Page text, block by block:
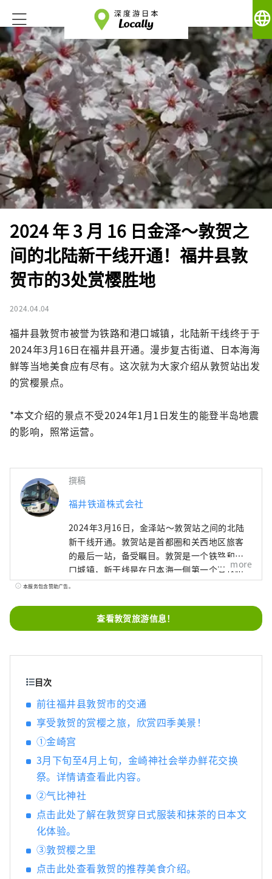
language
2024 年 3 月 16 日金泽～敦贺之
间的北陆新干线开通！福井县敦
贺市的3处赏樱胜地
2024.04.04
福井县敦贺市被誉为铁路和港口城镇，北陆新干线终于于
2024年3月16日在福井县开通。漫步复古街道、日本海海
鲜等当地美食应有尽有。这次就为大家介绍从敦贺站出发
的赏樱景点。
*本文介绍的景点不受2024年1月1日发生的能登半岛地震
的影响，照常运营。
撰稿
福井铁道株式会社
2024年3月16日，金泽站～敦贺站之间的北陆
新干线开通。敦贺站是首都圈和关西地区旅客
的最后一站，备受瞩目。敦贺是一个铁路和港
口城镇，新干线是在日本海一侧第一个有铁路
运行的城镇开通的，因此即使在铁路迷中也很
旧北陆线隧道遗产群开通后，“欧洲国际联络
列车”开通了直达敦贺港的列车，敦贺港已发
际港口，我们将继续提供路线巴士和旅游计
more
本服务包含赞助广告。
查看敦贺旅游信息！
目次
前往福井县敦贺市的交通
享受敦贺的赏樱之旅，欣赏四季美景！
①金崎宫
3月下旬至4月上旬，金崎神社会举办鲜花交换
祭。详情请查看此内容。
②气比神社
点击此处了解在敦贺穿日式服装和抹茶的日本文
化体验。
③敦贺樱之里
点击此处查看敦贺的推荐美食介绍。